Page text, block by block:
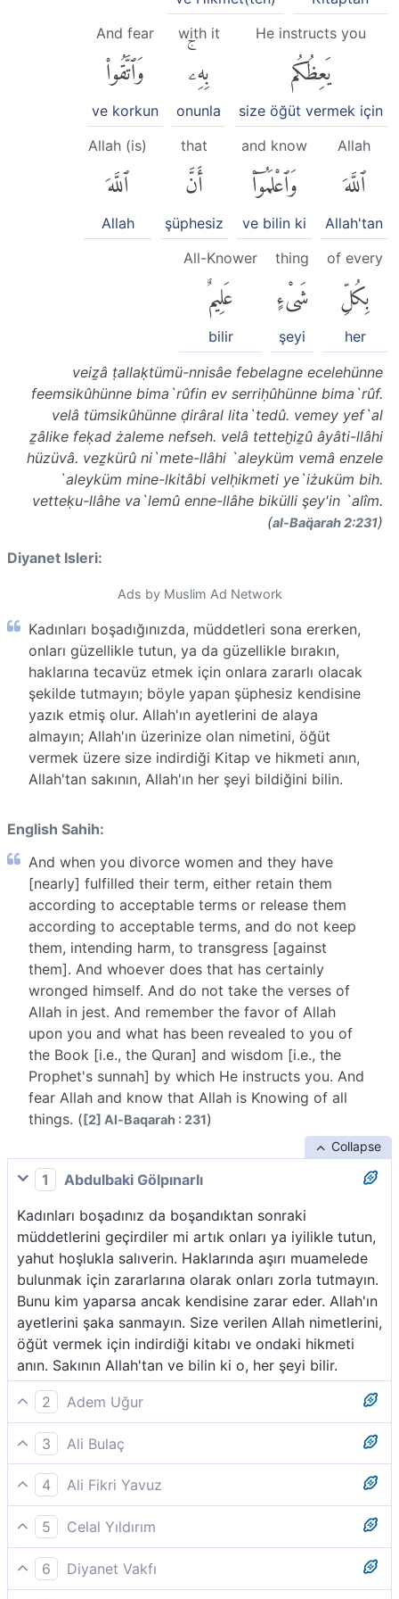
He instructs you
يَعِظُكُم
size öğüt vermek için
with it
بِهِۦۚ
onunla
And fear
وَٱتَّقُوا۟
ve korkun
Allah
ٱللَّهَ
Allah'tan
and know
وَٱعْلَمُوٓا۟
ve bilin ki
that
أَنَّ
şüphesiz
Allah (is)
ٱللَّهَ
Allah
of every
بِكُلِّ
her
thing
شَىْءٍ
şeyi
All-Knower
عَلِيمٌ
bilir
veiẕâ ṭallaḳtümü-nnisâe febelagne ecelehünne
feemsikûhünne bima`rûfin ev serriḥûhünne bima`rûf.
velâ tümsikûhünne ḍirâral lita`tedû. vemey yef`al
ẕâlike feḳad żaleme nefseh. velâ tetteḫiẕû âyâti-llâhi
hüzüvâ. veẕkürû ni`mete-llâhi `aleyküm vemâ enzele
`aleyküm mine-lkitâbi velḥikmeti ye`iżuküm bih.
vetteḳu-llâhe va`lemû enne-llâhe bikülli şey'in `alîm.
(al-Baq̈arah 2:231)
Diyanet Isleri:
Ads by Muslim Ad Network
Kadınları boşadığınızda, müddetleri sona ererken,
onları güzellikle tutun, ya da güzellikle bırakın,
haklarına tecavüz etmek için onlara zararlı olacak
şekilde tutmayın; böyle yapan şüphesiz kendisine
yazık etmiş olur. Allah'ın ayetlerini de alaya
almayın; Allah'ın üzerinize olan nimetini, öğüt
vermek üzere size indirdiği Kitap ve hikmeti anın,
Allah'tan sakının, Allah'ın her şeyi bildiğini bilin.
English Sahih:
And when you divorce women and they have
[nearly] fulfilled their term, either retain them
according to acceptable terms or release them
according to acceptable terms, and do not keep
them, intending harm, to transgress [against
them]. And whoever does that has certainly
wronged himself. And do not take the verses of
Allah in jest. And remember the favor of Allah
upon you and what has been revealed to you of
the Book [i.e., the Quran] and wisdom [i.e., the
Prophet's sunnah] by which He instructs you. And
fear Allah and know that Allah is Knowing of all
things. ([2] Al-Baqarah : 231)
Collapse
1
Abdulbaki Gölpınarlı
Kadınları boşadınız da boşandıktan sonraki
müddetlerini geçirdiler mi artık onları ya iyilikle tutun,
yahut hoşlukla salıverin. Haklarında aşırı muamelede
bulunmak için zararlarına olarak onları zorla tutmayın.
Bunu kim yaparsa ancak kendisine zarar eder. Allah'ın
ayetlerini şaka sanmayın. Size verilen Allah nimetlerini,
öğüt vermek için indirdiği kitabı ve ondaki hikmeti
anın. Sakının Allah'tan ve bilin ki o, her şeyi bilir.
2
Adem Uğur
Kadınları boşadığınız ve onlar da bekleme
müddetlerini bitirdikleri vakit ya onları iyilikle tutun
yahut iyilikle bırakın. Fakat haksızlık ederek ve zarar
vermek için onları nikâh altında tutmayın. Kim bunu
yaparsa muhakkak kendine kötülük etmiş olur. Allah
´ın âyetlerini eğlenceye almayın. Allah´ın sizin
üzerinizdeki nimetini, (size verdiği hidayeti), size öğüt
vermek üzere indirdiği Kitab´ı ve hikmeti hatırlayın.
3
Ali Bulaç
Kadınları boşadığınızda, bekleme sürelerini
tamamlamışlarsa, onları ya güzellikle tutun ya da
güzellikle bırakın. Fakat haklarını ihlal edip zarar
vermek için onları (yanınızda) tutmayın. Kim böyle
yaparsa artık o, kendi nefsine zulmetmiş olur. Allah'ın
ayetlerini oyun (konusu) edinmeyin ve Allah'ın size
4
Ali Fikri Yavuz
Siz kadınları (Ric’î Talâkla) boşadığınız zaman,
iddetlerini bitirmeye yakın, onları ya iyilikle tutun
(ric’at edin) veya iyilikle boşayın. Yoksa haklarına
tecavüz için zararlarına olarak tutmayın. Bunu kim
5
Celal Yıldırım
Bir de kadınları boşadığınızda şer´î bekleme süresini
bitirmek üzere iken onları ya örfe uygun iyilik ölçüleri
6
Diyanet Vakfı